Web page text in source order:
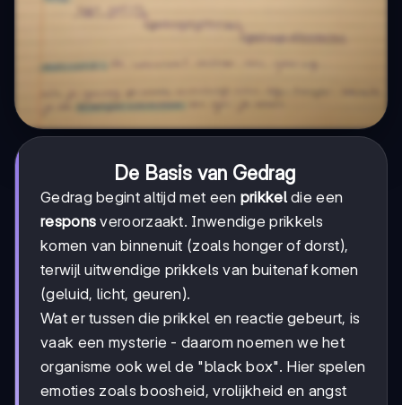
De Basis van Gedrag
Gedrag begint altijd met een prikkeldie een
respons veroorzaakt. Inwendige prikkels
komen van binnenuit (zoals honger of dorst),
terwijl uitwendige prikkels van buitenaf komen
(geluid, licht, geuren).
Wat er tussen die prikkel en reactie gebeurt, is
vaak een mysterie - daarom noemen we het
organisme ook wel de "black box". Hier spelen
emoties zoals boosheid, vrolijkheid en angst